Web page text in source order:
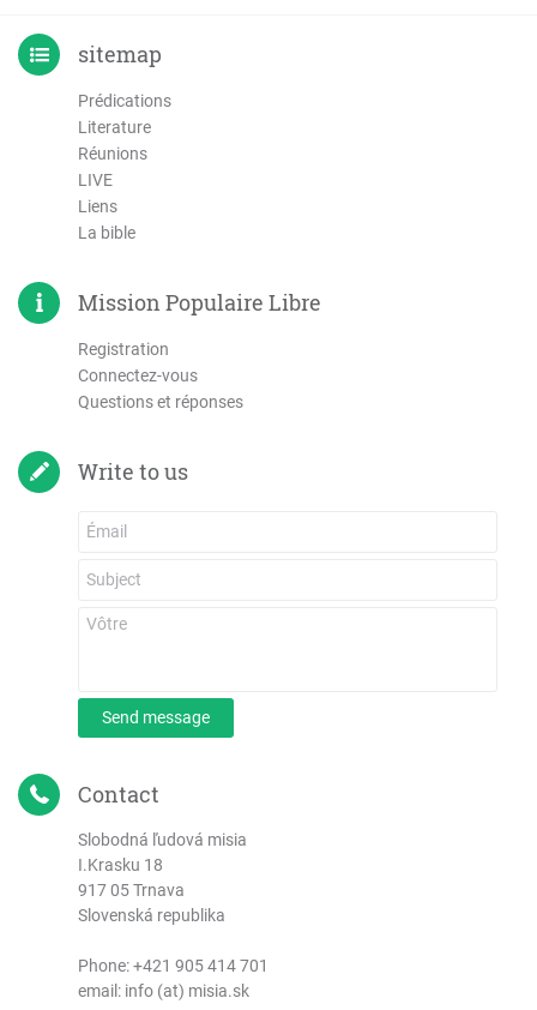
sitemap
Prédications
Literature
Réunions
LIVE
Liens
La bible
Mission Populaire Libre
Registration
Connectez-vous
Questions et réponses
Write to us
Send message
Contact
Slobodná ľudová misia
I.Krasku 18
917 05 Trnava
Slovenská republika
Phone:+421 905 414 701
email: info (at) misia.sk